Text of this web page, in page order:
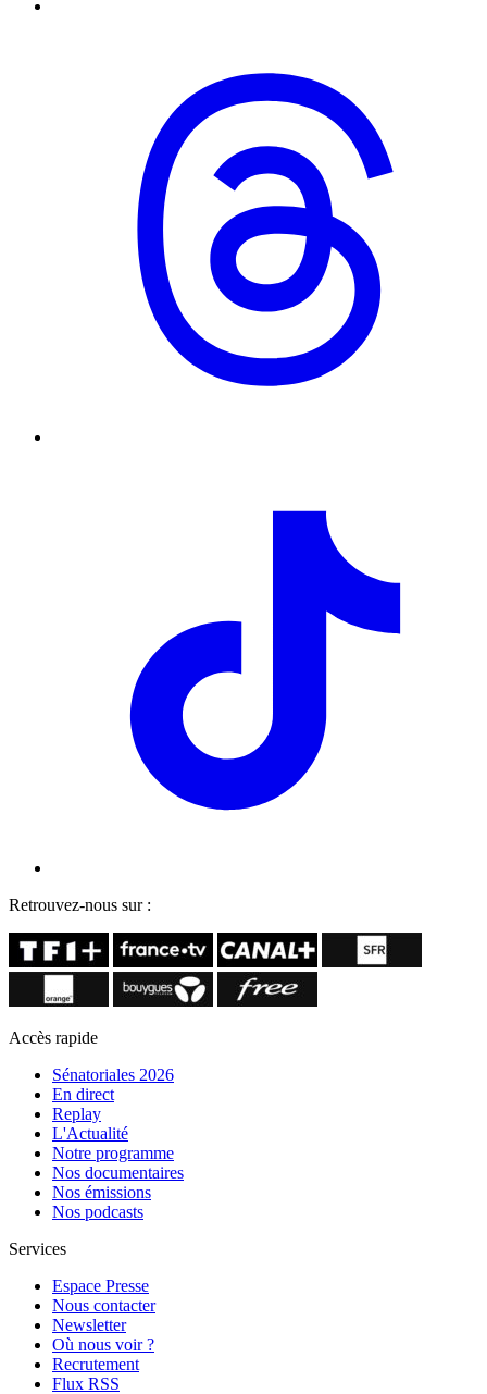
Retrouvez-nous sur :
Accès rapide
Sénatoriales 2026
En direct
Replay
L'Actualité
Notre programme
Nos documentaires
Nos émissions
Nos podcasts
Services
Espace Presse
Nous contacter
Newsletter
Où nous voir ?
Recrutement
Flux RSS